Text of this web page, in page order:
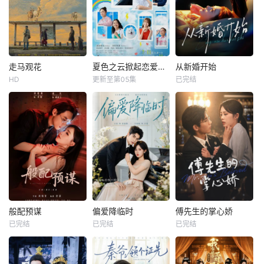
走马观花
HD
夏色之云掀起恋爱与风暴
更新至第05集
从新婚开始
已完结
般配预谋
已完结
偏爱降临时
已完结
傅先生的掌心娇
已完结